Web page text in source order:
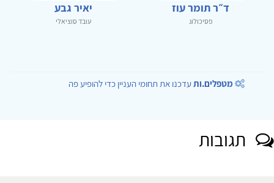
ד״ר תומר עוז
פסיכולוג
יאיר גבע
עובד סוציאלי
מטפלים.ותעדכנו את תחומי העניין כדי להופיע פה
תגובות